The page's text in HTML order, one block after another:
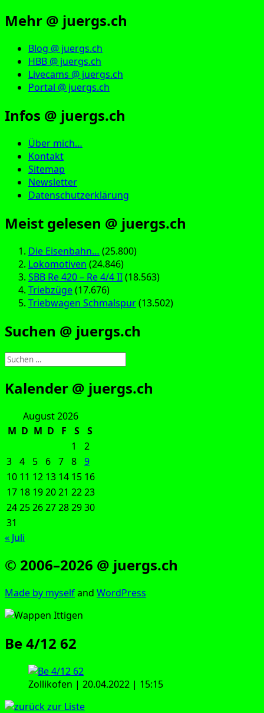
Mehr @ juergs.ch
Blog @ juergs.ch
HBB @ juergs.ch
Livecams @ juergs.ch
Portal @ juergs.ch
Infos @ juergs.ch
Über mich…
Kontakt
Sitemap
Newsletter
Datenschutzerklärung
Meist gelesen @ juergs.ch
Die Eisenbahn… (25.800)
Lokomotiven (24.846)
SBB Re 420 – Re 4/4 II(18.563)
Triebzüge(17.676)
Triebwagen Schmalspur(13.502)
Suchen @ juergs.ch
Suchen
nach:
Kalender @ juergs.ch
August 2026
M D M D F S
S
1
2
3 4 5 6 7 8 9
10 11 12 13 14 15 16
17 18 192021 2223
24252627282930
31
« Juli
© 2006–2026 @ juergs.ch
Made by mys­elfand Word­Press
Be 4/12 62
Zol­li­kofen | 20.04.2022 | 15:15